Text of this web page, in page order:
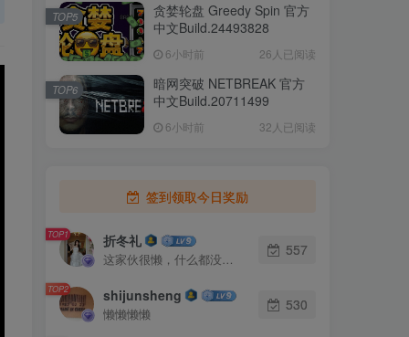
贪婪轮盘 Greedy Spin 官方
中文Build.24493828
6小时前 26人已阅读
TOP5
暗网突破 NETBREAK 官方
中文Build.20711499
6小时前 32人已阅读
TOP6
签到领取今日奖励
TOP1 折冬礼
这家伙很懒，什么都没有写...
557
TOP2 shijunsheng
懒懒懒懒
530